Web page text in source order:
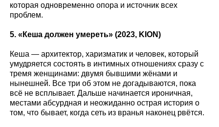
которая одновременно опора и источник всех
проблем.
5. «Кеша должен умереть» (2023, KION)
Кеша — архитектор, харизматик и человек, который
умудряется состоять в интимных отношениях сразу с
тремя женщинами: двумя бывшими жёнами и
нынешней. Все три об этом не догадываются, пока
всё не всплывает. Дальше начинается ироничная,
местами абсурдная и неожиданно острая история о
том, что бывает, когда сеть из вранья наконец рвётся.